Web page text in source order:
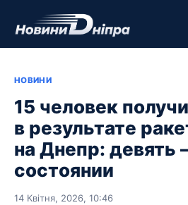
НОВИНИ
15 человек
в результате
на Днепр: девять
состоянии
14 Квітня, 2026, 10:46